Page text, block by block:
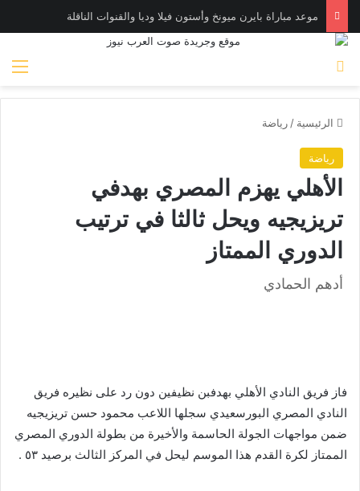
موعد مباراة بايرن ميونخ وأستون فيلا وديا والقنوات الناقلة
الرئيسية / رياضة
رياضة
الأهلي يهزم المصري بهدفي
تريزيجيه ويحل ثالثا في ترتيب
الدوري الممتاز
أدهم الحمادي
فاز فريق النادي الأهلي بهدفبن نظيفين دون رد على نظيره فريق
النادي المصري البورسعيدي سجلها اللاعب محمود حسن تريزيجيه
ضمن مواجهات الجولة الحاسمة والأخيرة من بطولة الدوري المصري
الممتاز لكرة القدم هذا الموسم ليحل في المركز الثالث برصيد ٥٣ .